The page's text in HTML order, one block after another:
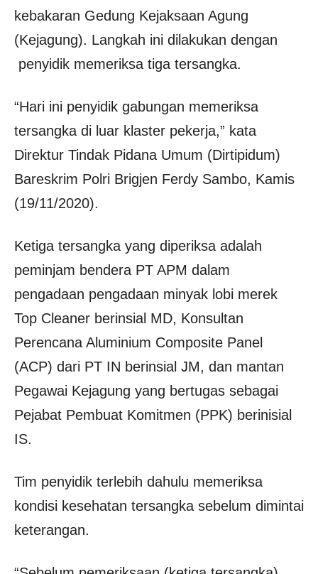
kebakaran Gedung Kejaksaan Agung
(Kejagung). Langkah ini dilakukan dengan
penyidik memeriksa tiga tersangka.
“Hari ini penyidik gabungan memeriksa
tersangka di luar klaster pekerja,” kata
Direktur Tindak Pidana Umum (Dirtipidum)
Bareskrim Polri Brigjen Ferdy Sambo, Kamis
(19/11/2020).
Ketiga tersangka yang diperiksa adalah
peminjam bendera PT APM dalam
pengadaan pengadaan minyak lobi merek
Top Cleaner berinsial MD, Konsultan
Perencana Aluminium Composite Panel
(ACP) dari PT IN berinsial JM, dan mantan
Pegawai Kejagung yang bertugas sebagai
Pejabat Pembuat Komitmen (PPK) berinisial
IS.
Tim penyidik terlebih dahulu memeriksa
kondisi kesehatan tersangka sebelum dimintai
keterangan.